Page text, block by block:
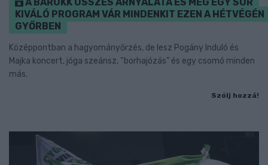
KIVÁLÓ PROGRAM VÁR MINDENKIT EZEN A HÉTVÉGÉN
GYŐRBEN
Középpontban a hagyományőrzés, de lesz Pogány Induló és
Majka koncert, jóga szeánsz, “borhajózás” és egy csomó minden
más.
Szólj hozzá!